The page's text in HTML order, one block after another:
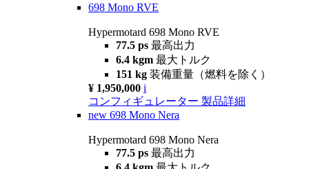
698 Mono RVE
Hypermotard 698 Mono RVE
77.5 ps 最高出力
6.4 kgm 最大トルク
151 kg 装備重量（燃料を除く）
¥ 1,950,000 i
コンフィギュレーター 製品詳細
new 698 Mono Nera
Hypermotard 698 Mono Nera
77.5 ps 最高出力